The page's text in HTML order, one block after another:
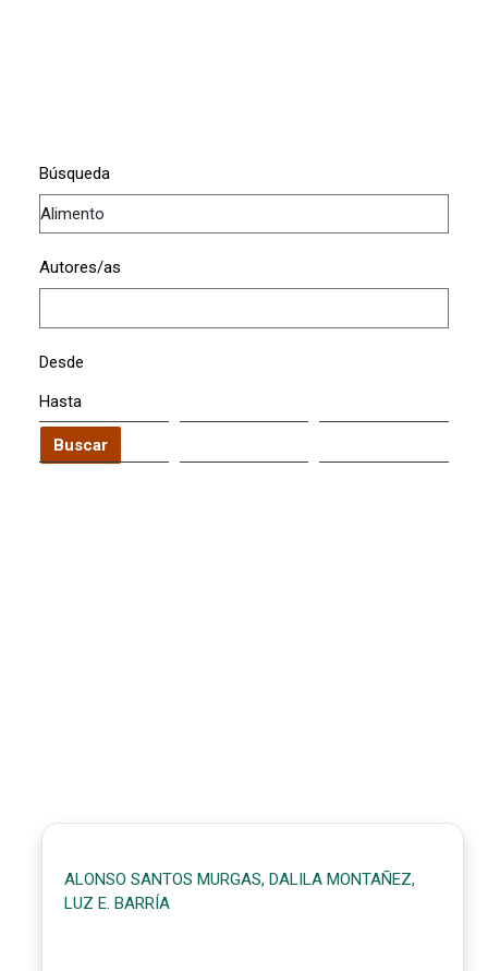
Búsqueda
Autores/as
Desde
Hasta
Buscar
ALONSO SANTOS MURGAS, DALILA MONTAÑEZ,
LUZ E. BARRÍA